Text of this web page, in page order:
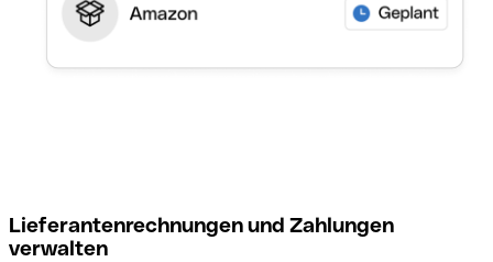
Lieferantenrechnungen und Zahlungen
verwalten